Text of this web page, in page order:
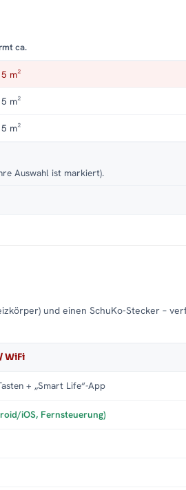
ca.
m²
m²
m²
Auswahl ist markiert).
und einen SchuKo-Stecker –
WiFi
+ „Smart Life“-App
iOS, Fernsteuerung)